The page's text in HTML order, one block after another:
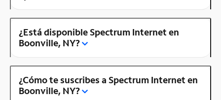
¿Está disponible Spectrum Internet en
Boonville, NY?
¿Cómo te suscribes a Spectrum Internet en
Boonville, NY?